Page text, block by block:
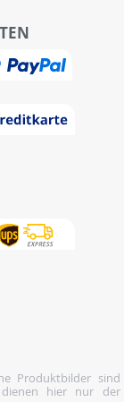
Produktbilder sind
dienen hier nur der